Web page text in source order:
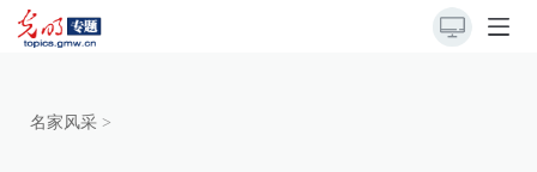
名家风采 >